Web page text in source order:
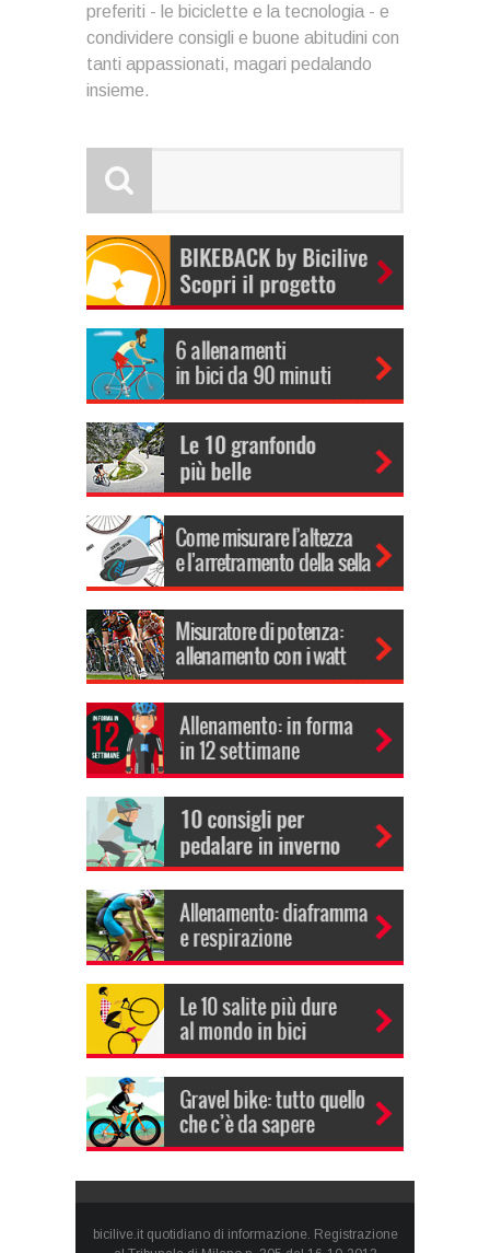
preferiti - le biciclette e la tecnologia - e
condividere consigli e buone abitudini con
tanti appassionati, magari pedalando
insieme.
bicilive.it quotidiano di informazione. Registrazione